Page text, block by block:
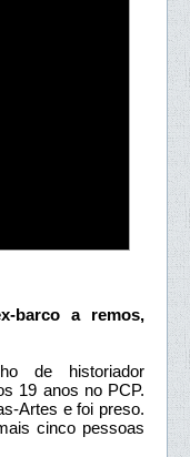
barco a remos,
de historiador
19 anos no PCP.
Artes e foi preso.
cinco pessoas